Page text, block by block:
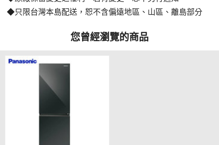
◆只限台灣本島配送，恕不含偏遠地區、山區、離島部分
您曾經瀏覽的商品